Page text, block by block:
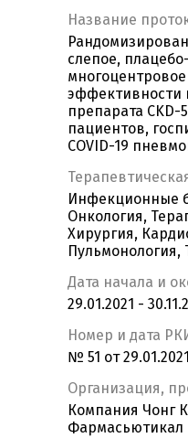
Название
слепое,
эффективности
препарата CKD-
пациентов,
COVID-19
Инфекционные
Онкология,
Хирургия,
Пульмонология,
Дата начала и
29.01.2021 -
Номер и дата
№ 51 от 29.01.2021
Организация,
Компания Чонг
Фармасьютикал